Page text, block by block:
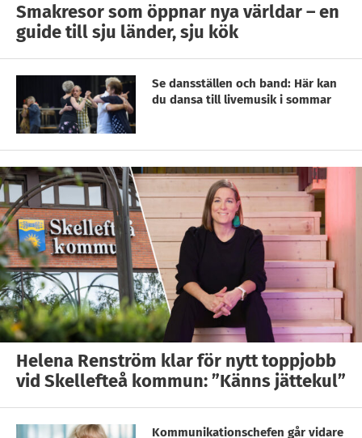
Smakresor som öppnar nya världar – en
guide till sju länder, sju kök
Se dansställen och band: Här kan
du dansa till livemusik i sommar
Helena Renström klar för nytt toppjobb
vid Skellefteå kommun: ”Känns jättekul”
Kommunikationschefen går vidare